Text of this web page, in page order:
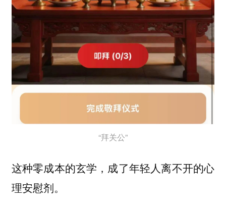
“拜关公”
这种零成本的玄学，成了年轻人离不开的心
理安慰剂。